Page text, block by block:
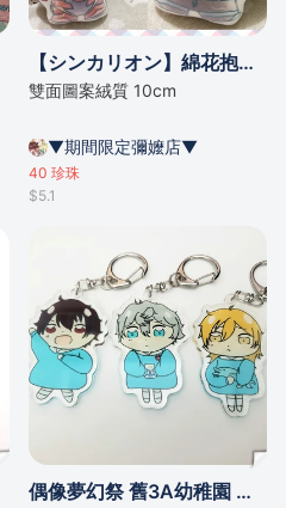
【シンカリオン】綿花抱枕掛件
雙面圖案絨質 10cm
▼期間限定彌嬤店▼
40 珍珠
$5.1
偶像夢幻祭 舊3A幼稚園 掛牌